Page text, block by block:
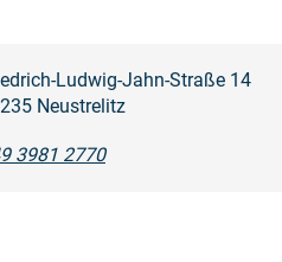
Ludwig-Jahn-Straße 14
Neustrelitz
3981 2770